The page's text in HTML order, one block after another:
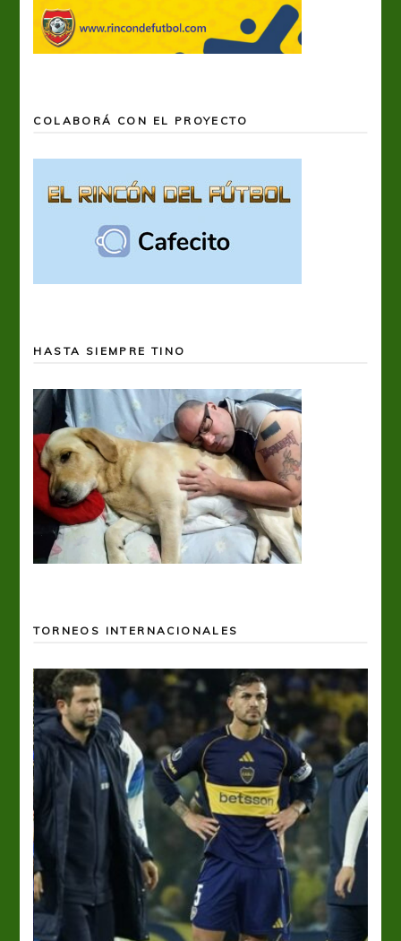
COLABORÁ CON EL PROYECTO
HASTA SIEMPRE TINO
TORNEOS INTERNACIONALES